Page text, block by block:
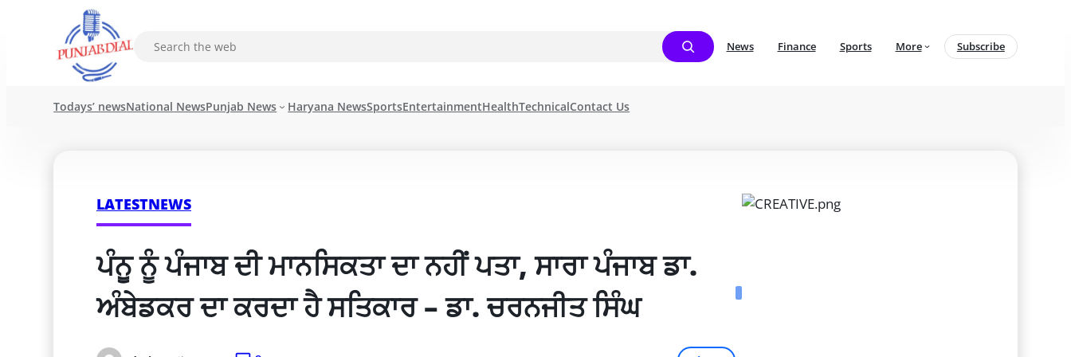
News Finance Sports More Subscribe
Todays’ newsNational NewsPunjab News Haryana NewsSportsEntertainmentHealthTechnicalContact Us
LATESTNEWS
ਪੰਨੂ ਨੂੰ ਪੰਜਾਬ ਦੀ ਮਾਨਸਿਕਤਾ ਦਾ ਨਹੀਂ ਪਤਾ, ਸਾਰਾ ਪੰਜਾਬ ਡਾ.
ਅੰਬੇਡਕਰ ਦਾ ਕਰਦਾ ਹੈ ਸਤਿਕਾਰ – ਡਾ. ਚਰਨਜੀਤ ਸਿੰਘ